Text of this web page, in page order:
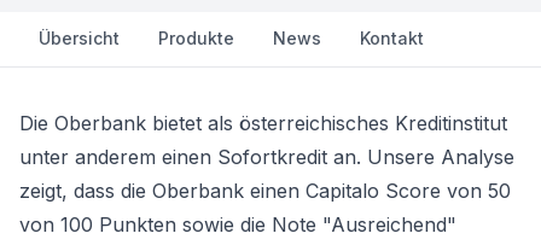
Übersicht Produkte News Kontakt
Die Oberbank bietet als österreichisches Kreditinstitut
unter anderem einen Sofortkredit an. Unsere Analyse
zeigt, dass die Oberbank einen Capitalo Score von 50
von 100 Punkten sowie die Note "Ausreichend"